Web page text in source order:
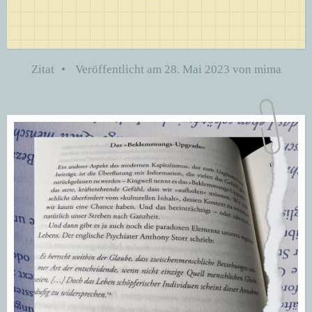
Zitat • Veröffentlicht am 28. Mai 2023 von mima